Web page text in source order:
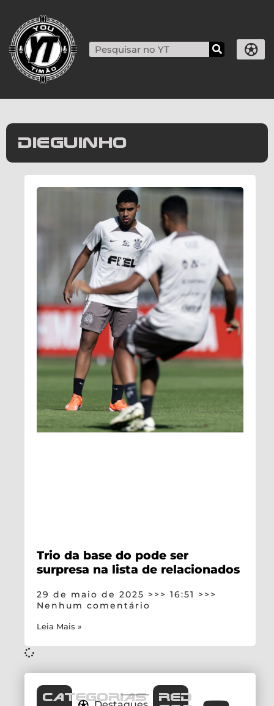
Dieguinho
Trio da base do pode ser
surpresa na lista de relacionados
29 de maio de 2025
16:51
Nenhum comentário
Leia Mais »
CATEGORIAS REDES